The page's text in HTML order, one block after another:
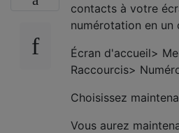
contacts à votre
numérotation en un
Écran d'accueil>
Raccourcis>
Choisissez
Vous aurez